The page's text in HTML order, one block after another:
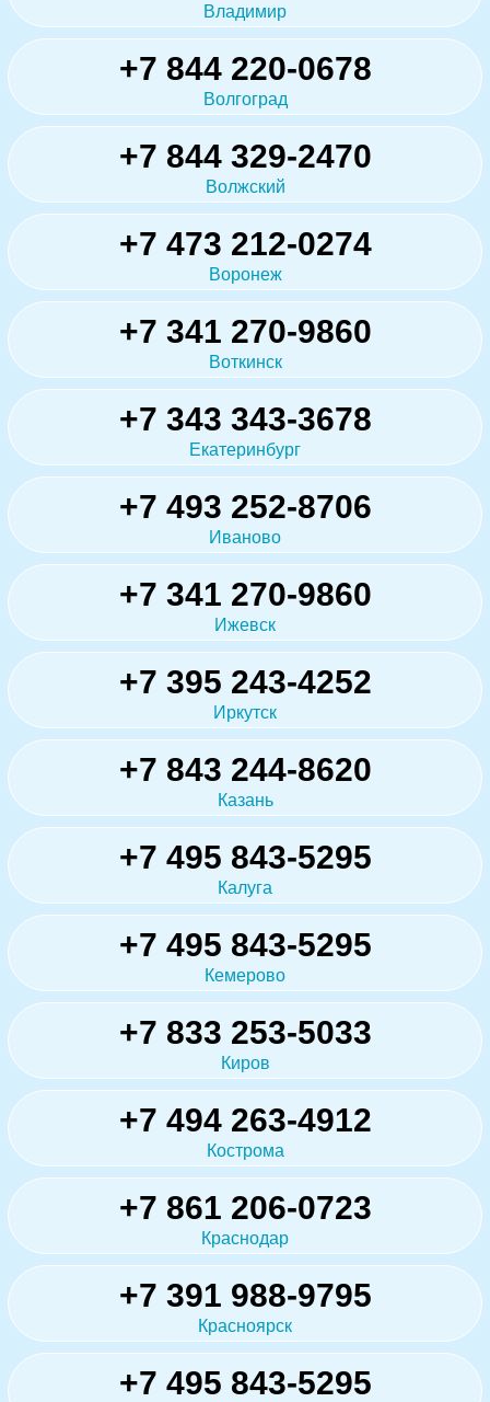
Владимир
+7 844 220-0678
Волгоград
+7 844 329-2470
Волжский
+7 473 212-0274
Воронеж
+7 341 270-9860
Воткинск
+7 343 343-3678
Екатеринбург
+7 493 252-8706
Иваново
+7 341 270-9860
Ижевск
+7 395 243-4252
Иркутск
+7 843 244-8620
Казань
+7 495 843-5295
Калуга
+7 495 843-5295
Кемерово
+7 833 253-5033
Киров
+7 494 263-4912
Кострома
+7 861 206-0723
Краснодар
+7 391 988-9795
Красноярск
+7 495 843-5295